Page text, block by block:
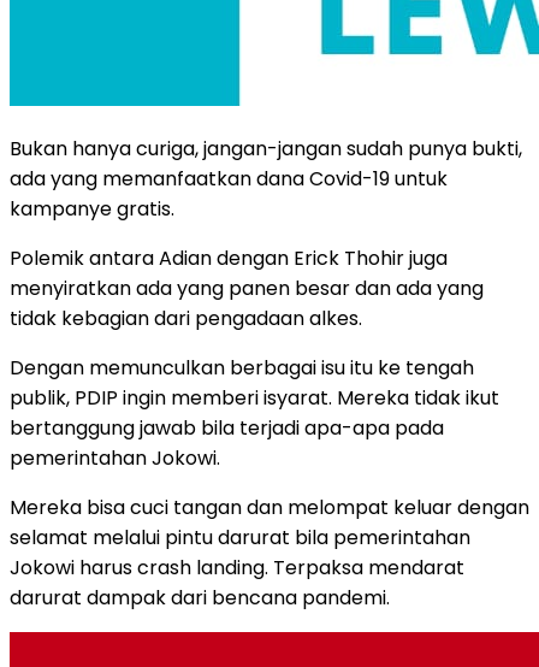
Bukan hanya curiga, jangan-jangan sudah punya bukti,
ada yang memanfaatkan dana Covid-19 untuk
kampanye gratis.
Polemik antara Adian dengan Erick Thohir juga
menyiratkan ada yang panen besar dan ada yang
tidak kebagian dari pengadaan alkes.
Dengan memunculkan berbagai isu itu ke tengah
publik, PDIP ingin memberi isyarat. Mereka tidak ikut
bertanggung jawab bila terjadi apa-apa pada
pemerintahan Jokowi.
Mereka bisa cuci tangan dan melompat keluar dengan
selamat melalui pintu darurat bila pemerintahan
Jokowi harus crash landing. Terpaksa mendarat
darurat dampak dari bencana pandemi.